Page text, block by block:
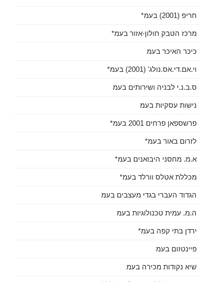
חריפ (2001) בעמ*
מרכז הטבק חולון-אזור בעמ*
כיכר האיכר בעמ
וי.אם.די.אס.נולג' (2001) בעמ*
ס.ב.נ.י לבניה ושירותים בעמ
נישות עסקיות בעמ
פרשספאן פרחים 2001 בעמ*
לזרום באור בעמ*
א.מ. מחסני היבואנים בעמ*
מכללת אטלס וורלד בעמ*
הגדוד העברי בגדי מעצבים בעמ
ה.מ. עמית טכנולוגיות בעמ
ירדן בתי קפה בעמ*
פיינטזום בעמ
שיא נקודות מכירה בעמ